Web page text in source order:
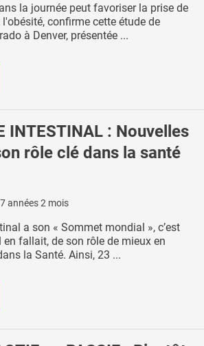
la journée peut favoriser la prise de
confirme cette étude de
à Denver, présentée ...
INTESTINAL : Nouvelles
rôle clé dans la santé
7 années 2 mois
a son « Sommet mondial », c’est
en fallait, de son rôle de mieux en
la Santé. Ainsi, 23 ...